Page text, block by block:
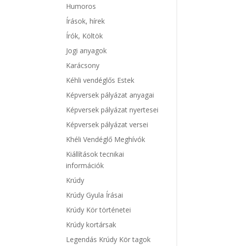
Humoros
Írások, hírek
Írók, Költök
Jogi anyagok
Karácsony
Kéhli vendéglős Estek
Képversek pályázat anyagai
Képversek pályázat nyertesei
Képversek pályázat versei
Khéli Vendéglő Meghívók
Kiállítások tecnikai
információk
Krúdy
Krúdy Gyula Írásai
Krúdy Kör történetei
Krúdy kortársak
Legendás Krúdy Kör tagok